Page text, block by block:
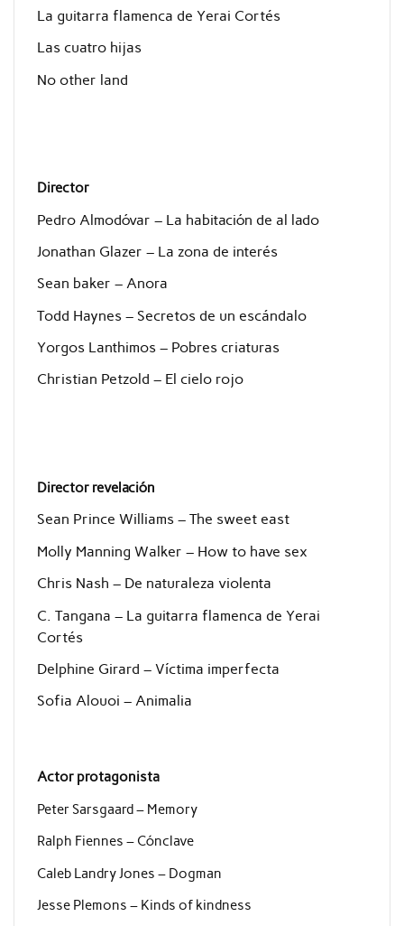
La guitarra flamenca de Yerai Cortés
Las cuatro hijas
No other land
Director
Pedro Almodóvar – La habitación de al lado
Jonathan Glazer – La zona de interés
Sean baker – Anora
Todd Haynes – Secretos de un escándalo
Yorgos Lanthimos – Pobres criaturas
Christian Petzold – El cielo rojo
Director revelación
Sean Prince Williams – The sweet east
Molly Manning Walker – How to have sex
Chris Nash – De naturaleza violenta
C. Tangana – La guitarra flamenca de Yerai
Cortés
Delphine Girard – Víctima imperfecta
Sofia Alouoi – Animalia
Actor protagonista
Peter Sarsgaard – Memory
Ralph Fiennes – Cónclave
Caleb Landry Jones – Dogman
Jesse Plemons – Kinds of kindness